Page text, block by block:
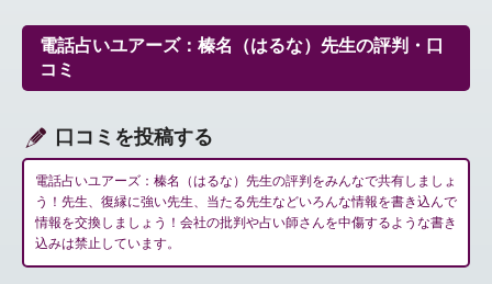
ー
シ
電話占いユアーズ：榛名（はるな）先生の評判・口
コミ
口コミを投稿する
電話占いユアーズ：榛名（はるな）先生の評判をみんなで共有しましょ
う！先生、復縁に強い先生、当たる先生などいろんな情報を書き込んで
情報を交換しましょう！会社の批判や占い師さんを中傷するような書き
込みは禁止しています。